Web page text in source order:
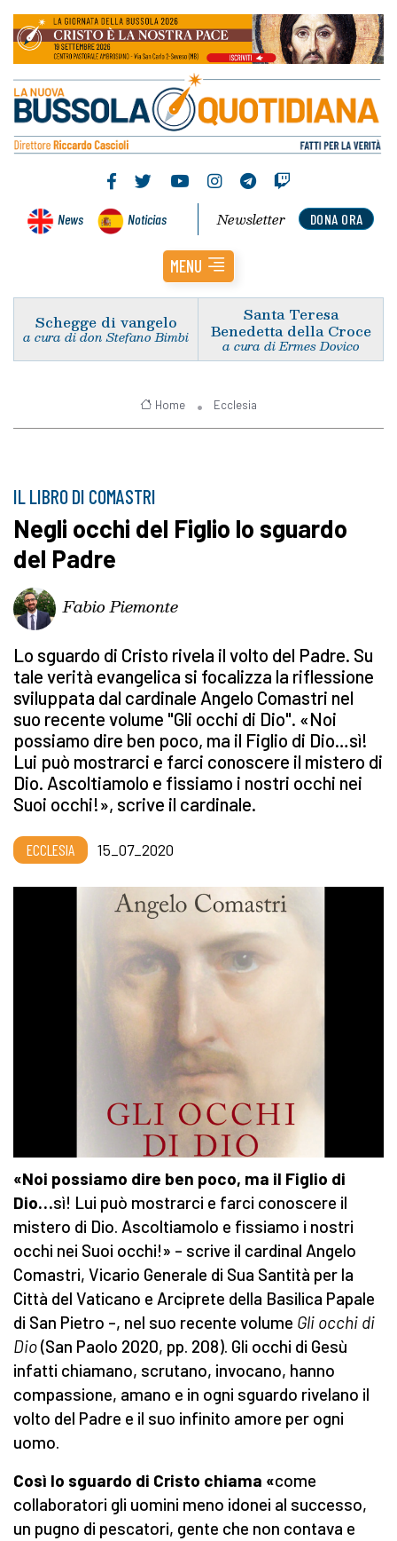
News Noticias DONA ORA
Newsletter
MENU
Schegge di vangelo
a cura di don Stefano Bimbi
Santa Teresa
Benedetta della Croce
a cura di Ermes Dovico
Home Ecclesia
IL LIBRO DI COMASTRI
Negli occhi del Figlio lo sguardo
del Padre
Fabio Piemonte
Lo sguardo di Cristo rivela il volto del Padre. Su
tale verità evangelica si focalizza la riflessione
sviluppata dal cardinale Angelo Comastri nel
suo recente volume "Gli occhi di Dio". «Noi
possiamo dire ben poco, ma il Figlio di Dio…sì!
Lui può mostrarci e farci conoscere il mistero di
Dio. Ascoltiamolo e fissiamo i nostri occhi nei
Suoi occhi!», scrive il cardinale.
ECCLESIA 15_07_2020
«Noi possiamo dire ben poco, ma il Figlio di
Dio…sì! Lui può mostrarci e farci conoscere il
mistero di Dio. Ascoltiamolo e fissiamo i nostri
occhi nei Suoi occhi!» – scrive il cardinal Angelo
Comastri, Vicario Generale di Sua Santità per la
Città del Vaticano e Arciprete della Basilica Papale
di San Pietro –, nel suo recente volume Gli occhi di
Dio(San Paolo 2020, pp. 208). Gli occhi di Gesù
infatti chiamano, scrutano, invocano, hanno
compassione, amano e in ogni sguardo rivelano il
volto del Padre e il suo infinito amore per ogni
uomo.
Così lo sguardo di Cristo chiama «come
collaboratori gli uomini meno idonei al successo,
un pugno di pescatori, gente che non contava e